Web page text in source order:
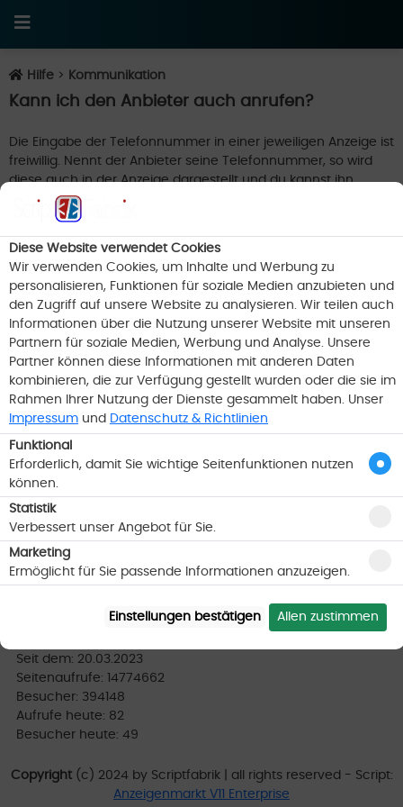
Hilfe > Kommunikation
Kann ich den Anbieter auch anrufen?
Die Eingabe der Telefonnummer in einer jeweiligen Anzeige ist
freiwillig. Nennt der Anbieter seine Telefonnummer, so wird
diese auch in der Anzeige dargestellt und du kannst ihn
anrufen. , sofern der Anbieter seine Telefonnummer
angegeben hat.
Ich willige ein, dass meine Angaben laut
Datenschutzerklärung zweckgebunden verarbeitet
werden.
Newsletter abonnieren
Impressum
Datenschutz
AGB
Handyshop
Hilfe
Support kontaktieren
Sitemap
Seit dem: 20.03.2023
Seitenaufrufe: 14774662
Besucher: 394148
Aufrufe heute: 82
Besucher heute: 49
Copyright(c) 2024 by Scriptfabrik | all rights reserved - Script:
Anzeigenmarkt V11 Enterprise
Diese Website verwendet Cookies
Wir verwenden Cookies, um Inhalte und Werbung zu
personalisieren, Funktionen für soziale Medien anzubieten und
den Zugriff auf unsere Website zu analysieren. Wir teilen auch
Informationen über die Nutzung unserer Website mit unseren
Partnern für soziale Medien, Werbung und Analyse. Unsere
Partner können diese Informationen mit anderen Daten
kombinieren, die zur Verfügung gestellt wurden oder die sie im
Rahmen Ihrer Nutzung der Dienste gesammelt haben. Unser
Impressum und Datenschutz & Richtlinien
Funktional
Erforderlich, damit Sie wichtige Seitenfunktionen nutzen
können.
Statistik
Verbessert unser Angebot für Sie.
Marketing
Ermöglicht für Sie passende Informationen anzuzeigen.
Einstellungen bestätigen Allen zustimmen